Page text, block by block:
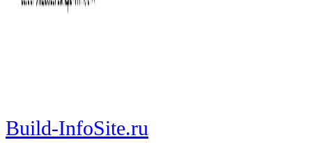
Build-InfoSite.ru